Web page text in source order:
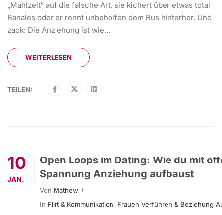
„Mahlzeit“ auf die falsche Art, sie kichert über etwas total
Banales oder er rennt unbeholfen dem Bus hinterher. Und
zack: Die Anziehung ist wie...
WEITERLESEN
TEILEN:
10
JAN.
Open Loops im Dating: Wie du mit
Spannung Anziehung aufbaust
Von Mathew
In Flirt & Kommunikation, Frauen Verführen & Beziehung